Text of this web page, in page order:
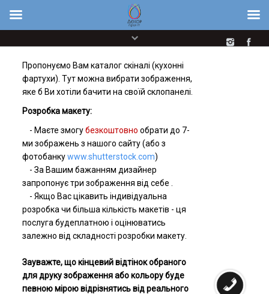
Українська
Пропонуємо Вам каталог скіналі (кухонні
фартухи). Тут можна вибрати зображення,
яке б Ви хотіли бачити на своїй склопанелі.
Розробка макету:
- Маєте змогубезкоштовно обрати до 7-
ми зображень з нашого сайту (або з
фотобанкуwww.shutterstock.com)
- За Вашим бажанням дизайнер
запропонує три зображення від себе .
- Якщо Вас цікавить індивідуальна
розробка чи більша кількість макетів - ця
послуга будеплатною і оцінюватись
залежно від складності розробки макету.
Зауважте, що кінцевий відтінок обраного
для друку зображення або кольору буде
певною мірою відрізнятись від реального